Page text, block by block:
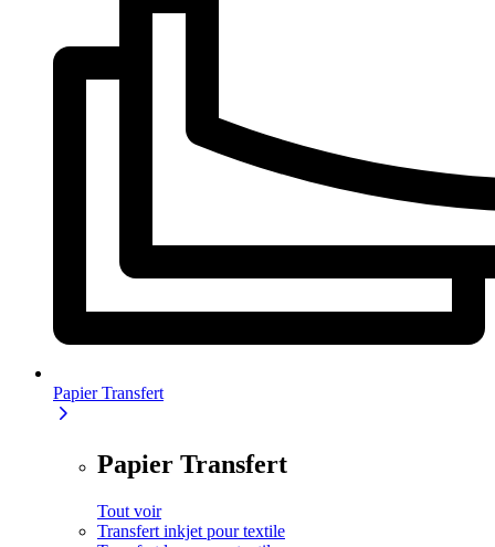
Papier Transfert
Papier Transfert
Tout voir
Transfert inkjet pour textile